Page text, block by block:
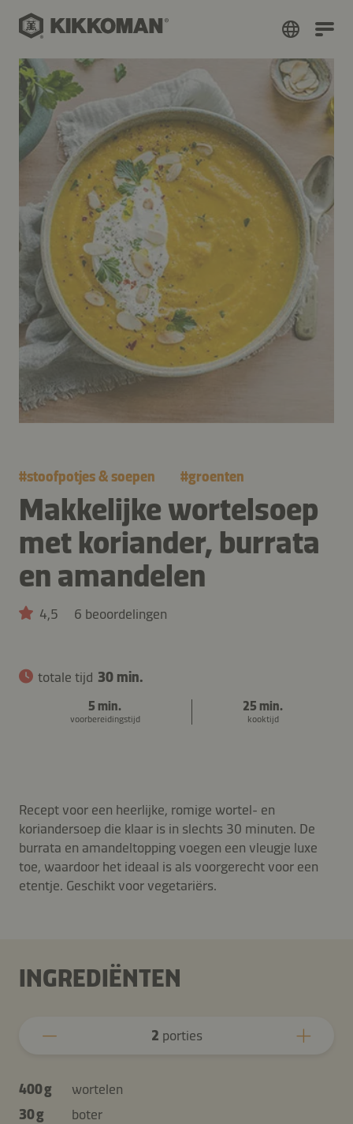
#stoofpotjes & soepen #groenten
Makkelijke wortelsoep
met koriander, burrata
en amandelen
4,5 6 beoordelingen
totale tijd 30 min.
5 min.
voorbereidingstijd
25 min.
kooktijd
Recept voor een heerlijke, romige wortel- en
koriandersoep die klaar is in slechts 30 minuten. De
burrata en amandeltopping voegen een vleugje luxe
toe, waardoor het ideaal is als voorgerecht voor een
etentje. Geschikt voor vegetariërs.
INGREDIËNTEN
2 porties
400 g
wortelen
30 g
boter